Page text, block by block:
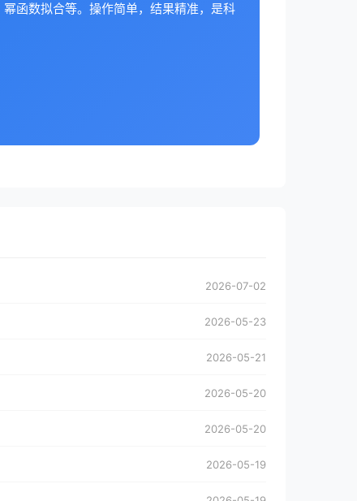
函数拟合等。操作简单，结果精准，是科
2026-07-02
2026-05-23
2026-05-21
2026-05-20
2026-05-20
2026-05-19